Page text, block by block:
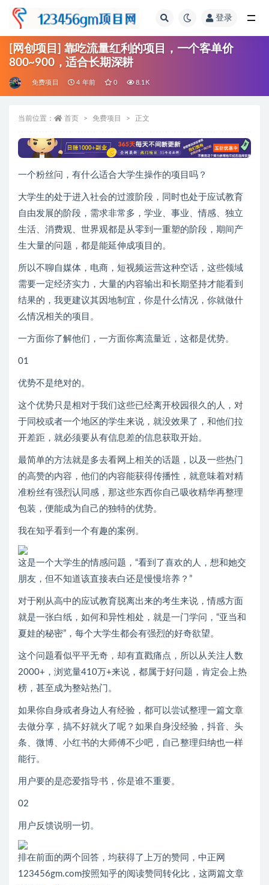
登录
[网创项目] 靠吃流量红利的项目，一个客单价
800~900，适合长期深耕
免费项目 4 年前 0 8.1K
当前位置： 首页 免费项目 正文
一个粉丝问，有什么适合大学生操作的项目吗？
大学生的处于进入社会的过渡阶段，同时也处于应试教育
自由发展的阶段，需求非常多，学业、事业、情感、独立
生活、消费观、世界观都是从零到一重塑的阶段，期间产
生大量的问题，都是能延伸成项目的。
所以不聊自媒体，电商，短视频运营这种空话，这些领域
需要一定经济实力，大量的内容输出和长期坚持才能看到
结果的，我更建议其因地制宜，你是什么情况，你就做什
么情况相关的项目。
一方面你了解他们，一方面你离流量近，这都是优势。
01
优势不是绝对的。
这个优势只是相对于我们这些已经离开校园很久的人，对
于同校或者一个地区的学生来说，就没效果了，和他们拉
开差距，就必须要从有信息差的信息获取开始。
最简单的方法就是多去看网上相关的话题，以及一些热门
的高赞的内容，他们的内容能获得传播性，就意味着对精
准粉丝有强烈认同感，那这些东西你自己吸收精华再整理
包装，便能成为自己的独特的优势。
我在知乎看到一个有趣的案例。
这是一个大学生的情感问题，“看到了喜欢的人，想和她交
朋友，但不知道该直接表白还是慢慢培养？”
对于刚从高中的应试教育脱离出来的考生来说，情感方面
就是一张白纸，如何和异性相处，就是一门学问，“亚当和
夏娃的秘密”，每个大学生都会有强烈的好奇欲望。
这个问题看似平平无奇，却有直戳痛点，所以从关注人数
2000+，浏览量410万+来说，都属于好问题，肯定会上热
榜，甚至成为整站热门。
如果你自身或者身边人有经验，都可以尝试整理一篇文章
去做分享，搞不好就火了呢？如果自身没经验，抖音、头
条、微博、小红书的大师傅不少吧，自己整理归纳也一样
能行。
用户要的是恋爱指导书，你是谁不重要。
02
用户反馈说明一切。
排在前面的两个回答，均获得了上万的赞同，中正网
123456gm.com按照知乎的阅读赞同转化比，这两篇文章